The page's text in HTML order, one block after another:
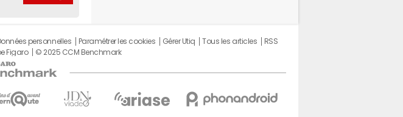
personnelles Paramétrer les cookies Gérer Utiq Tous les articles
RSS
Figaro © 2025 CCM Benchmark